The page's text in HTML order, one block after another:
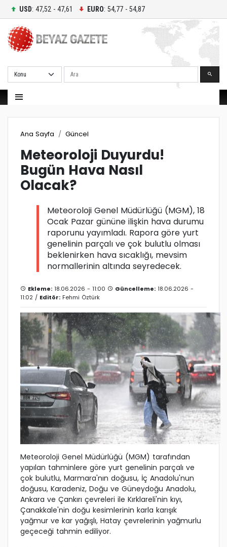
USD: 47,52 - 47,61 EURO: 54,77 - 54,87
Ara
Ana Sayfa Güncel
Meteoroloji Duyurdu!
Bugün Hava Nasıl
Olacak?
Meteoroloji Genel Müdürlüğü (MGM), 18
Ocak Pazar gününe ilişkin hava durumu
raporunu yayımladı. Rapora göre yurt
genelinin parçalı ve çok bulutlu olması
beklenirken hava sıcaklığı, mevsim
normallerinin altında seyredecek.
Ekleme: 18.06.2026 - 11:00 Güncelleme: 18.06.2026 -
11:02 / Editör: Fehmi Öztürk
Meteoroloji Genel Müdürlüğü (MGM) tarafından
yapılan tahminlere göre yurt genelinin parçalı ve
çok bulutlu, Marmara'nın doğusu, İç Anadolu'nun
doğusu, Karadeniz, Doğu ve Güneydoğu Anadolu,
Ankara ve Çankırı çevreleri ile Kırklareli'nin kıyı,
Çanakkale'nin doğu kesimlerinin karla karışık
yağmur ve kar yağışlı, Hatay çevrelerinin yağmurlu
geçeceği tahmin ediliyor.